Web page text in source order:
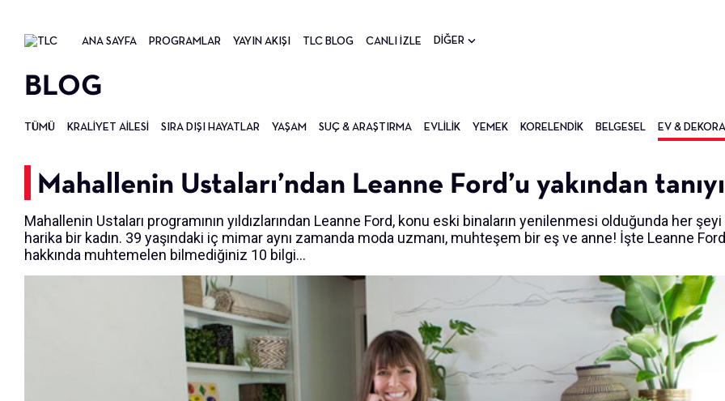
ANA SAYFA PROGRAMLAR YAYIN AKIŞI TLC BLOG CANLI İZLE DİĞER
BLOG
TÜMÜ KRALIYET AILESI SIRA DIŞI HAYATLAR YAŞAM SUÇ & ARAŞTIRMA EVLILIK YEMEK KORELENDIK BELGESEL EV &
Mahallenin Ustaları’ndan Leanne Ford’u yakından
Mahallenin Ustaları programının yıldızlarından Leanne Ford, konu eski binaların yenilenmesi olduğunda her
harika bir kadın. 39 yaşındaki iç mimar aynı zamanda moda uzmanı, muhteşem bir eş ve anne! İşte Leanne Ford
hakkında muhtemelen bilmediğiniz 10 bilgi...